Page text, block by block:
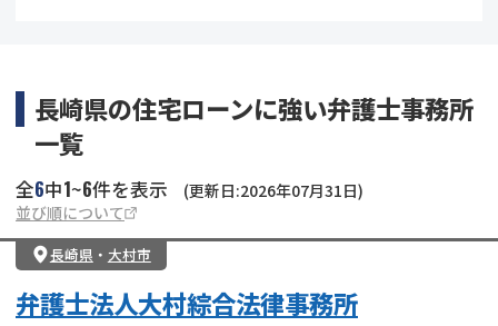
長崎県の住宅ローンに強い弁護士事務所
一覧
全6中1~6件を表示
(更新日:2026年07月31日)
並び順について
長崎県 ・ 大村市
弁護士法人大村綜合法律事務所